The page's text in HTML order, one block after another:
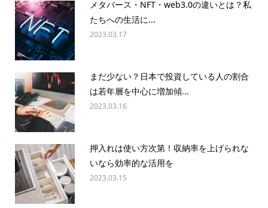
メタバース・NFT・web3.0の違いとは？私
たちへの生活に...
2023.03.17
まだ少ない？日本で投資している人の割合
は若年層を中心に増加傾...
2023.03.16
押入れは使い方次第！収納率を上げられな
いなら効率的な活用を
2023.03.15